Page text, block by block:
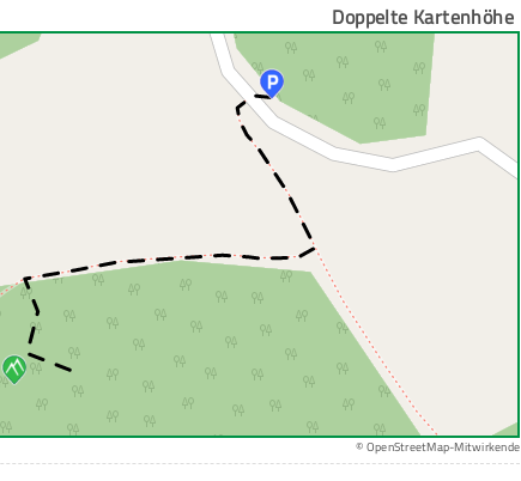
Doppelte Kartenhöhe
© OpenStreetMap-Mitwirkende